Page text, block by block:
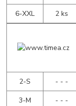
6-XXL
2 ks
2-S
- - -
3-M
- - -